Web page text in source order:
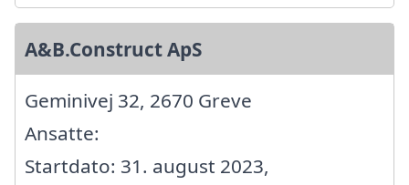
A&B.Construct ApS
Geminivej 32, 2670 Greve
Ansatte:
Startdato: 31. august 2023,